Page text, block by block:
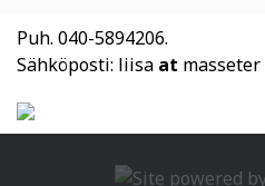
Puh. 040-5894206.
Sähköposti: liisa at masseter